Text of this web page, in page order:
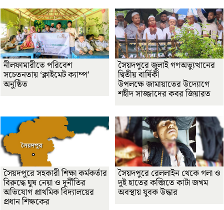
নীলফামারীতে পরিবেশ
সচেতনতায় ‘ক্লাইমেট ক্যাম্প’
অনুষ্ঠিত
সৈয়দপুরে জুলাই গণঅভ্যুত্থানের
দ্বিতীয় বার্ষিকী
উপলক্ষে জামায়াতের উদ্যোগে
শহীদ সাজ্জাদের কবর জিয়ারত
সৈয়দপুরে সহকারী শিক্ষা কর্মকর্তার
বিরুদ্ধে ঘুষ নেয়া ও দূর্নীতির
অভিযোগ প্রাথমিক বিদ্যালয়ের
প্রধান শিক্ষকের
সৈয়দপুরে রেললাইন থেকে গলা ও
দুই হাতের কব্জিতে কাটা জখম
অবস্থায় যুবক উদ্ধার